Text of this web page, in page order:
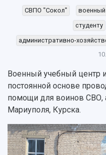
Об университете
Ключевые факты
Руководство
Наблюдательный
Попечительский
Ученый совет
Кадровый резерв
Новости
Главные новости
Бортжурнал
СМИ об
Пресс-центр
Газета "Самарский
Мы в соцсетях
Образование
Почему я выбираю
Абитуриенту
Бакалавриат и
Аспирантура
Формы обучения
Учебные планы
Дополнительное
Институты и
Образовательные
Научно-
Основные научные
Научные школы и
Диссертационные
Конкурс на
работников
Научно-технический
Аспирантура и
СВПО "Сокол" военный
студенту
административно-
Военный учебный центр
постоянной основе
помощи для воинов СВО,
Мариуполя, Курска.